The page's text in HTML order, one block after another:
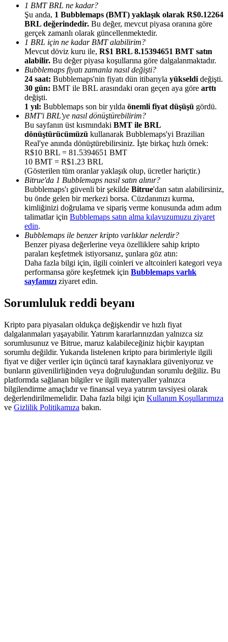
Yönlendirme
Arkadaşını davet et, nakit ödüller kazan
BTC Welcome Rewards
BTC Welcome Rewards
Deposit & Trade BTC to Share 25000 USDT prize pool!
Deposit CASHCAT & Win
Share 500000 CASHCAT prize pool
Exclusive for BitMart Users
Register & Trade to Win 500,000 USDT
Precious Metals Trading Carnival
1 BMT BRL ne kadar?
Şu anda, 1 Bubblemaps (BMT) yaklaşık olarak R$0.12264
BRL değerindedir. Bu değer, mevcut piyasa oranına göre
gerçek zamanlı olarak güncellenmektedir.
1 BRL için ne kadar BMT alabilirim?
Mevcut döviz kuru ile, R$1 BRL 8.15394651 BMT satın
alabilir. Bu değer piyasa koşullarına göre dalgalanmaktadır.
Bubblemaps fiyatı zamanla nasıl değişti?
24 saat: Bubblemaps'nin fiyatı dün itibarıyla yükseldi değişti.
30 gün: BMT ile BRL arasındaki oran geçen aya göre arttı
değişti.
1 yıl: Bubblemaps son bir yılda önemli fiyat düşüşü gördü.
BMT'i BRL'ye nasıl dönüştürebilirim?
Bu sayfanın üst kısmındaki BMT ile BRL
dönüştürücümüzü kullanarak Bubblemaps'yi Brazilian
Real'ye anında dönüştürebilirsiniz. İşte birkaç hızlı örnek:
R$10 BRL = 81.5394651 BMT
10 BMT = R$1.23 BRL
(Gösterilen tüm oranlar yaklaşık olup, ücretler hariçtir.)
Bitrue'da 1 Bubblemaps nasıl satın alınır?
Bubblemaps'ı güvenli bir şekilde Bitrue'dan satın alabilirsiniz,
bu önde gelen bir merkezi borsa. Cüzdanınızı kurma,
kimliğinizi doğrulama ve sipariş verme konusunda adım adım
talimatlar için Bubblemaps satın alma kılavuzumuzu ziyaret
edin.
Bubblemaps ile benzer kripto varlıklar nelerdir?
Benzer piyasa değerlerine veya özelliklere sahip kripto
paraları keşfetmek istiyorsanız, şunlara göz atın:
Daha fazla bilgi için, ilgili coinleri ve altcoinleri kategori veya
performansa göre keşfetmek için Bubblemaps varlık
sayfamızı ziyaret edin.
Sorumluluk reddi beyanı
Kripto para piyasaları oldukça değişkendir ve hızlı fiyat
dalgalanmaları yaşayabilir. Yatırım kararlarınızdan yalnızca siz
sorumlusunuz ve Bitrue, maruz kalabileceğiniz hiçbir kayıptan
sorumlu değildir. Yukarıda listelenen kripto para birimleriyle ilgili
fiyat ve diğer veriler için üçüncü taraf kaynaklara güveniyoruz ve
bunların güvenilirliğinden veya doğruluğundan sorumlu değiliz. Bu
platformda sağlanan bilgiler ve ilgili materyaller yalnızca
bilgilendirme amaçlıdır ve finansal veya yatırım tavsiyesi olarak
değerlendirilmemelidir. Daha fazla bilgi için Kullanım Koşullarımıza
ve Gizlilik Politikamıza bakın.